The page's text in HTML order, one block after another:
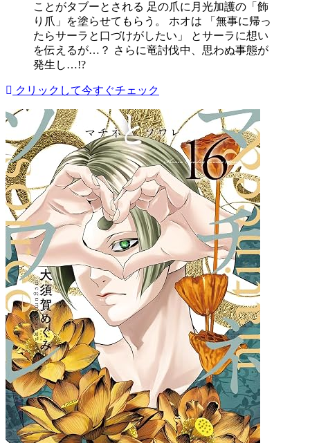
ことがタブーとされる 足の爪に月光加護の「飾
り爪」を塗らせてもらう。 ホオは 「無事に帰っ
たらサーラと口づけがしたい」 とサーラに想い
を伝えるが…？ さらに竜討伐中、思わぬ事態が
発生し…!?
クリックして今すぐチェック